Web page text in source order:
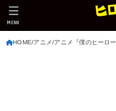
MENU
HOME アニメ アニメ『僕のヒーロ